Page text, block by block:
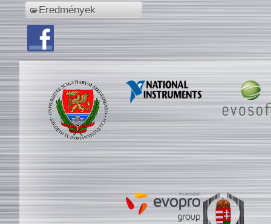
Eredmények